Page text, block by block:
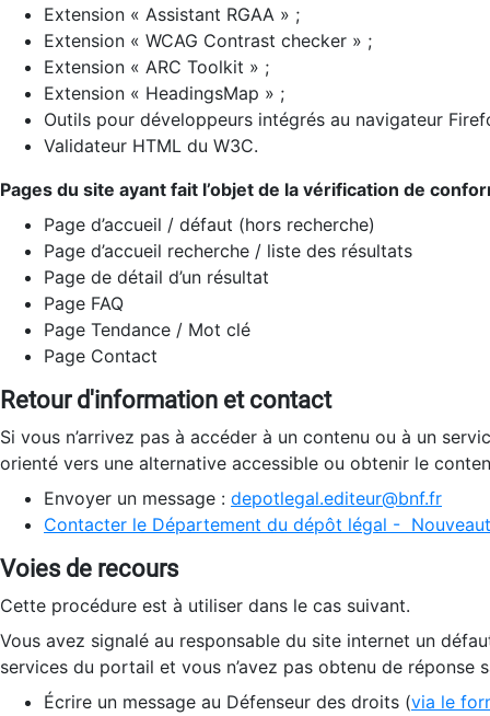
Extension « Assistant RGAA » ;
Extension « WCAG Contrast checker » ;
Extension « ARC Toolkit » ;
Extension « HeadingsMap » ;
Outils pour développeurs intégrés au navigateur
Validateur HTML du W3C.
Pages du site ayant fait l’objet de la vérification de
Page d’accueil / défaut (hors recherche)
Page d’accueil recherche / liste des résultats
Page de détail d’un résultat
Page FAQ
Page Tendance / Mot clé
Page Contact
Retour d'information et contact
Si vous n’arrivez pas à accéder à un contenu ou à un
orienté vers une alternative accessible ou obtenir le
Envoyer un message : depotlegal.editeur@bnf.fr
Contacter le Département du dépôt légal -
Voies de recours
Cette procédure est à utiliser dans le cas suivant.
Vous avez signalé au responsable du site internet un
services du portail et vous n’avez pas obtenu de réponse
Écrire un message au Défenseur des droits (via le